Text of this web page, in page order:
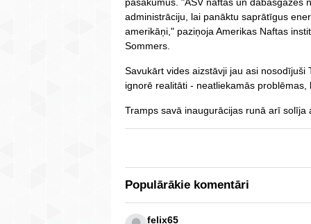
administrāciju, lai panāktu saprātīgus
amerikāņi," paziņoja Amerikas Naftas
Sommers.
Savukārt vides aizstāvji jau asi
ignorē realitāti - neatliekamās
Tramps savā inaugurācijas runā arī
Populārākie komentāri
felix65